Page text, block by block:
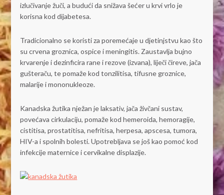
izlučivanje žuči, a budući da snižava šećer u krvi vrlo je
korisna kod dijabetesa.
Tradicionalno se koristi za poremećaje u djetinjstvu kao što
su crvena groznica, ospice i meningitis. Zaustavlja bujno
krvarenje i dezinficira rane i rezove (izvana), liječi čireve, jača
gušteraču, te pomaže kod tonzilitisa, tifusne groznice,
malarije i mononukleoze.
Kanadska žutika nježan je laksativ, jača živčani sustav,
povećava cirkulaciju, pomaže kod hemeroida, hemoragije,
cistitisa, prostatitisa, nefritisa, herpesa, apscesa, tumora,
HIV-a i spolnih bolesti. Upotrebljava se još kao pomoć kod
infekcije maternice i cervikalne displazije.